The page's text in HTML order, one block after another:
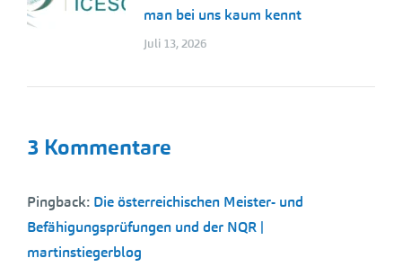
man bei uns kaum kennt
Juli 13, 2026
3 Kommentare
Pingback: Die österreichischen Meister- und
Befähigungsprüfungen und der NQR |
martinstiegerblog